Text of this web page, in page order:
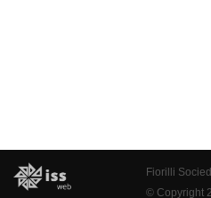
Fiorilli
© Copyright